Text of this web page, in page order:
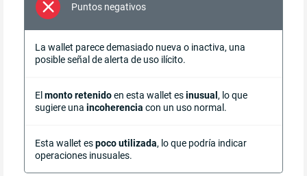
Puntos negativos
La wallet parece demasiado nueva o inactiva, una
posible señal de alerta de uso ilícito.
El monto retenidoen esta wallet esinusual , lo que
sugiere una incoherencia con un uso normal.
Esta wallet espoco utilizada, lo que podría indicar
operaciones inusuales.